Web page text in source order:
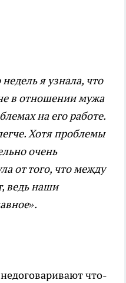
я узнала, что
в отношении мужа
на его работе.
Хотя проблемы
очень
от того, что между
ведь наши
что-